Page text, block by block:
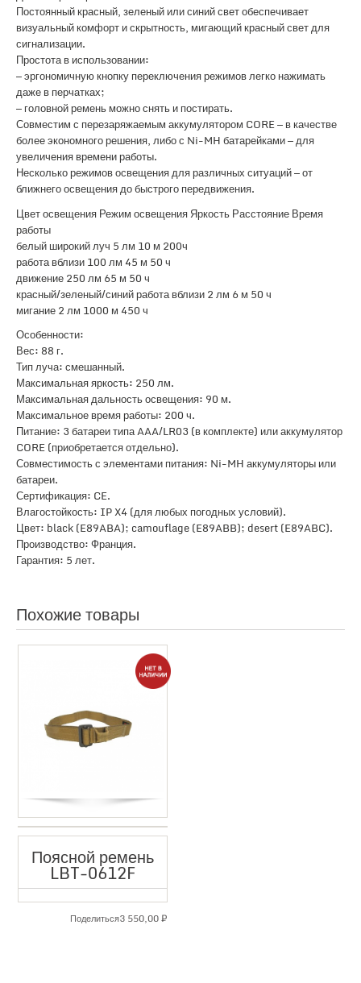
Постоянный красный, зеленый или синий свет обеспечивает
визуальный комфорт и скрытность, мигающий красный свет для
сигнализации.
Простота в использовании:
— эргономичную кнопку переключения режимов легко нажимать
даже в перчатках;
— головной ремень можно снять и постирать.
Совместим с перезаряжаемым аккумулятором CORE — в качестве
более экономного решения, либо с Ni-MH батарейками — для
увеличения времени работы.
Несколько режимов освещения для различных ситуаций — от
ближнего освещения до быстрого передвижения.
Цвет освещения Режим освещения Яркость Расстояние Время
работы
белый широкий луч 5 лм 10 м 200ч
работа вблизи 100 лм 45 м 50 ч
движение 250 лм 65 м 50 ч
красный/зеленый/синий работа вблизи 2 лм 6 м 50 ч
мигание 2 лм 1000 м 450 ч
Особенности:
Вес: 88 г.
Тип луча: смешанный.
Максимальная яркость: 250 лм.
Максимальная дальность освещения: 90 м.
Максимальное время работы: 200 ч.
Питание: 3 батареи типа AAA/LR03 (в комплекте) или аккумулятор
CORE (приобретается отдельно).
Совместимость с элементами питания: Ni-MH аккумуляторы или
батареи.
Сертификация: CE.
Влагостойкость: IP X4 (для любых погодных условий).
Цвет: black (E89ABA); camouflage (E89ABB); desert (E89ABC).
Производство: Франция.
Гарантия: 5 лет.
Похожие товары
Поясной ремень
LBT-0612F
3 550,00₽
Поделиться